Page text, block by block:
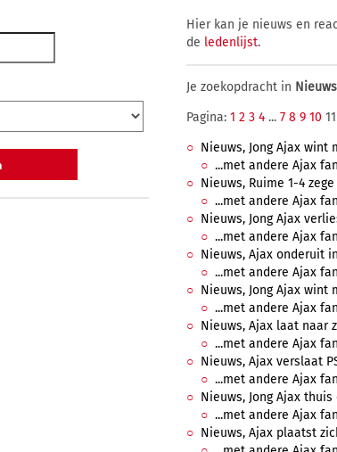
Hier kan je nieuws en
de ledenlijst.
Je zoekopdracht in Nieuws
Pagina: 1 2 3 4 ... 7 8 9 10 11
Nieuws, Jong Ajax wint
...met andere Ajax
Nieuws, Ruime 1-4
...met andere Ajax
Nieuws, Jong Ajax
...met andere Ajax
Nieuws, Ajax onderuit
...met andere Ajax
Nieuws, Jong Ajax wint
...met andere Ajax
Nieuws, Ajax laat naar
...met andere Ajax
Nieuws, Ajax verslaat
...met andere Ajax
Nieuws, Jong Ajax thuis
...met andere Ajax
Nieuws, Ajax plaatst